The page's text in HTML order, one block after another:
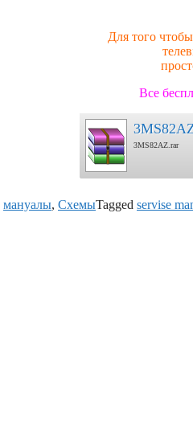
Для того
Все
3MS82AZ.rar
мануалы, СхемыTagged servise